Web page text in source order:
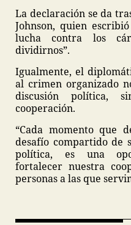
La declaración se da
Johnson, quien
lucha contra los
dividirnos”.
Igualmente, el
al crimen organizado
discusión política,
cooperación.
“Cada momento que
desafío compartido de
política, es una
fortalecer nuestra
personas a las que